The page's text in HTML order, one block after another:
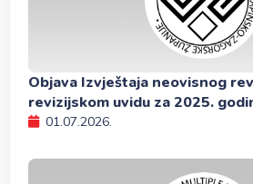
Objava Izvještaja neovisnog
revizijskom uvidu za 2025.
01.07.2026.